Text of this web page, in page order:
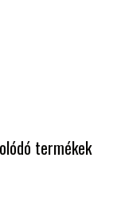
termékek